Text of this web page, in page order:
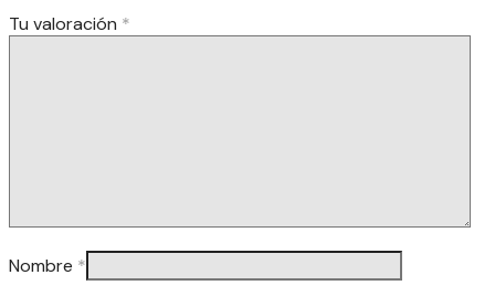
Tu valoración *
Nombre *